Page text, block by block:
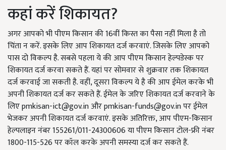
कहां करें शिकायत?
अगर आपको भी पीएम किसान की 16वीं किस्त का पैसा नहीं मिला है तो
चिंता न करें. इसके लिए आप शिकायत दर्ज करवाएं. जिसके लिए आपको
पास दो विकल्प है. सबसे पहला ये की आप पीएम किसान हेल्पडेस्क पर
शिकायत दर्ज करवा सकते हैं. यहां पर सोमवार से शुक्रवार तक शिकायत
दर्ज करवाई जा सकती है. वहीं, दूसरा विकल्प ये है की आप ईमेल करके भी
अपनी शिकायत दर्ज कर सकते हैं. ईमेल के जरिए शिकायत दर्ज करवाने के
लिएpmkisan-ict@gov.inऔरpmkisan-funds@gov.inपर ईमेल
भेजकर अपनी शिकायत दर्ज करवाएं. इसके अतिरिक्त, आप पीएम-किसान
हेल्पलाइन नंबर 155261/011-24300606 या पीएम किसान टोल-फ्री नंबर
1800-115-526 पर कॉल करके अपनी समस्या दर्ज कर सकते हैं.